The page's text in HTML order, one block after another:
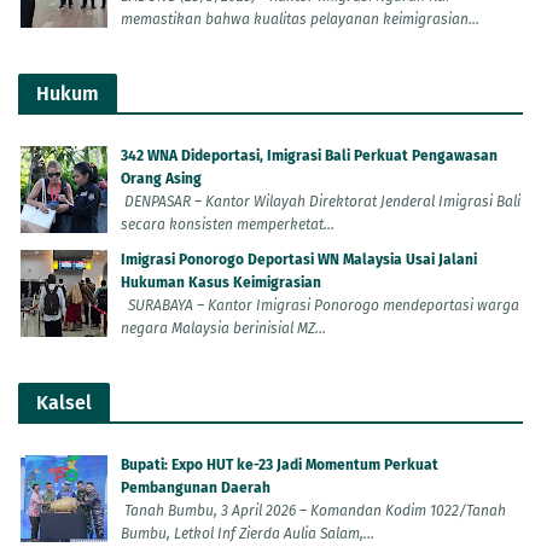
memastikan bahwa kualitas pelayanan keimigrasian...
Hukum
342 WNA Dideportasi, Imigrasi Bali Perkuat Pengawasan
Orang Asing
DENPASAR – Kantor Wilayah Direktorat Jenderal Imigrasi Bali
secara konsisten memperketat...
Imigrasi Ponorogo Deportasi WN Malaysia Usai Jalani
Hukuman Kasus Keimigrasian
SURABAYA – Kantor Imigrasi Ponorogo mendeportasi warga
negara Malaysia berinisial MZ...
Kalsel
Bupati: Expo HUT ke-23 Jadi Momentum Perkuat
Pembangunan Daerah
Tanah Bumbu, 3 April 2026 – Komandan Kodim 1022/Tanah
Bumbu, Letkol Inf Zierda Aulia Salam,...